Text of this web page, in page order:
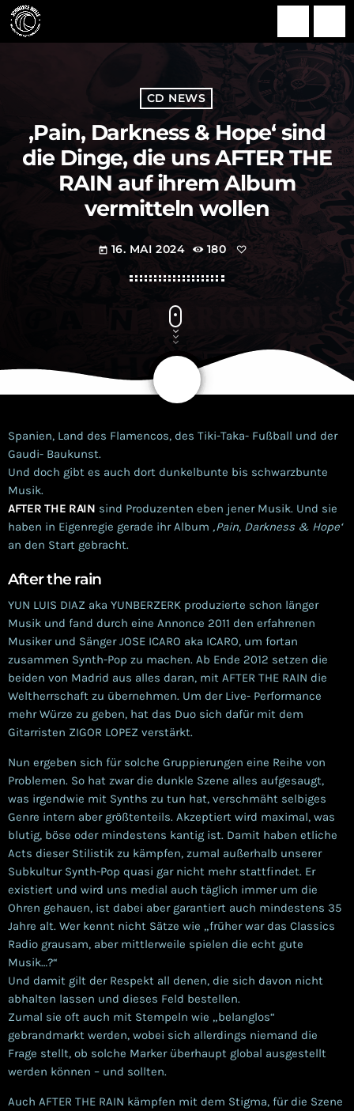
CD NEWS
‚Pain, Darkness & Hope‘ sind
die Dinge, die uns AFTER THE
RAIN auf ihrem Album
vermitteln wollen
today 16. MAI 2024 180
Spanien, Land des Flamencos, des Tiki-Taka- Fußball und der
Gaudi- Baukunst.
Und doch gibt es auch dort dunkelbunte bis schwarzbunte
Musik.
AFTER THE RAIN sind Produzenten eben jener Musik. Und sie
haben in Eigenregie gerade ihr Album ‚Pain, Darkness & Hope‘
an den Start gebracht.
After the rain
YUN LUIS DIAZ aka YUNBERZERK produzierte schon länger
Musik und fand durch eine Annonce 2011 den erfahrenen
Musiker und Sänger JOSE ICARO aka ICARO, um fortan
zusammen Synth-Pop zu machen. Ab Ende 2012 setzen die
beiden von Madrid aus alles daran, mit AFTER THE RAIN die
Weltherrschaft zu übernehmen. Um der Live- Performance
mehr Würze zu geben, hat das Duo sich dafür mit dem
Gitarristen ZIGOR LOPEZ verstärkt.
Nun ergeben sich für solche Gruppierungen eine Reihe von
Problemen. So hat zwar die dunkle Szene alles aufgesaugt,
was irgendwie mit Synths zu tun hat, verschmäht selbiges
Genre intern aber größtenteils. Akzeptiert wird maximal, was
blutig, böse oder mindestens kantig ist. Damit haben etliche
Acts dieser Stilistik zu kämpfen, zumal außerhalb unserer
Subkultur Synth-Pop quasi gar nicht mehr stattfindet. Er
existiert und wird uns medial auch täglich immer um die
Ohren gehauen, ist dabei aber garantiert auch mindestens 35
Jahre alt. Wer kennt nicht Sätze wie „früher war das Classics
Radio grausam, aber mittlerweile spielen die echt gute
Musik…?“
Und damit gilt der Respekt all denen, die sich davon nicht
abhalten lassen und dieses Feld bestellen.
Zumal sie oft auch mit Stempeln wie „belanglos“
gebrandmarkt werden, wobei sich allerdings niemand die
Frage stellt, ob solche Marker überhaupt global ausgestellt
werden können – und sollten.
Auch AFTER THE RAIN kämpfen mit dem Stigma, für die Szene